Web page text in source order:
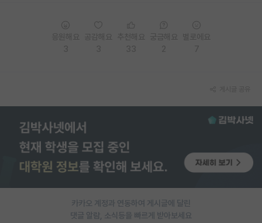
카카오 계정과 연동하여 게시글에 달린
댓글 알람, 소식등을 빠르게 받아보세요